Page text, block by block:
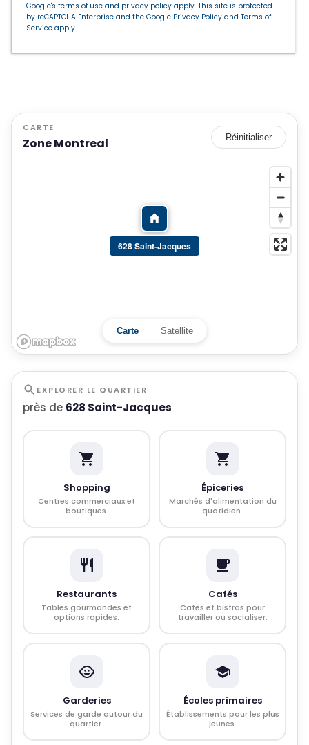
Google's terms of use and privacy policy apply. This site is protected
by reCAPTCHA Enterprise and the Google Privacy Policy and Terms of
Service apply.
CARTE
Zone Montreal Réinitialiser
628 Saint-Jacques
Carte Satellite
EXPLORER LE QUARTIER
près de 628 Saint-Jacques
Shopping
Centres commerciaux et
boutiques.
Épiceries
Marchés d'alimentation du
quotidien.
Restaurants
Tables gourmandes et
options rapides.
Cafés
Cafés et bistros pour
travailler ou socialiser.
Garderies
Services de garde autour du
quartier.
Écoles primaires
Établissements pour les plus
jeunes.